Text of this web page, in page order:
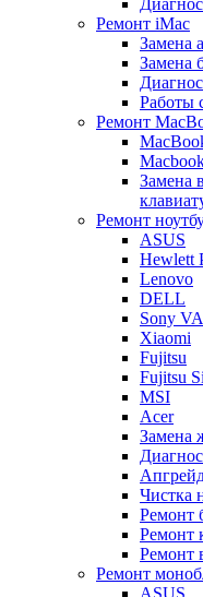
Ремонт iMac
Замена
Замена
Работы
Ремонт
Замена
Ремонт
ASUS
Hewlett
Lenovo
DELL
Sony
Xiaomi
Fujitsu
Fujitsu
MSI
Acer
Замена
Чистка
Ремонт
Ремонт
Ремонт
Ремонт
ASUS